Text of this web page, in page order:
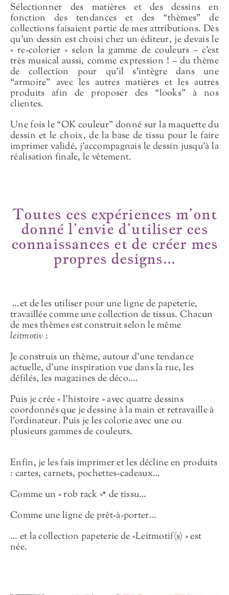
Sélectionner des matières et des dessins en
fonction des tendances et des “thèmes” de
collections faisaient partie de mes attributions. Dès
qu’un dessin est choisi chez un éditeur, je devais le
« re-colorier » selon la gamme de couleurs – c’est
très musical aussi, comme expression ! – du thème
de collection pour qu’il s’intègre dans une
“armoire” avec les autres matières et les autres
produits afin de proposer des “looks” à nos
clientes.
Une fois le “OK couleur” donné sur la maquette du
dessin et le choix, de la base de tissu pour le faire
imprimer validé, j’accompagnais le dessin jusqu’à la
réalisation finale, le vêtement.
Toutes ces expériences m’ont
donné l’envie d’utiliser ces
connaissances et de créer mes
propres designs...
…et de les utiliser pour une ligne de papeterie,
travaillée comme une collection de tissus. Chacun
de mes thèmes est construit selon le même
leitmotiv :
Je construis un thème, autour d’une tendance
actuelle, d’une inspiration vue dans la rue, les
défilés, les magazines de déco….
Puis je crée « l’histoire » avec quatre dessins
coordonnés que je dessine à la main et retravaille à
l’ordinateur. Puis je les colorie avec une ou
plusieurs gammes de couleurs.
Enfin, je les fais imprimer et les décline en produits
: cartes, carnets, pochettes-cadeaux…
Comme un « rob rack »* de tissu…
Comme une ligne de prêt-à-porter…
… et la collection papeterie de «Leitmotif(s) » est
née.